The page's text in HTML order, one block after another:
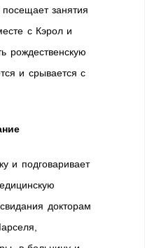
занятия
с Кэрол и
рождественскую
и срывается с
и подговаривает
докторам